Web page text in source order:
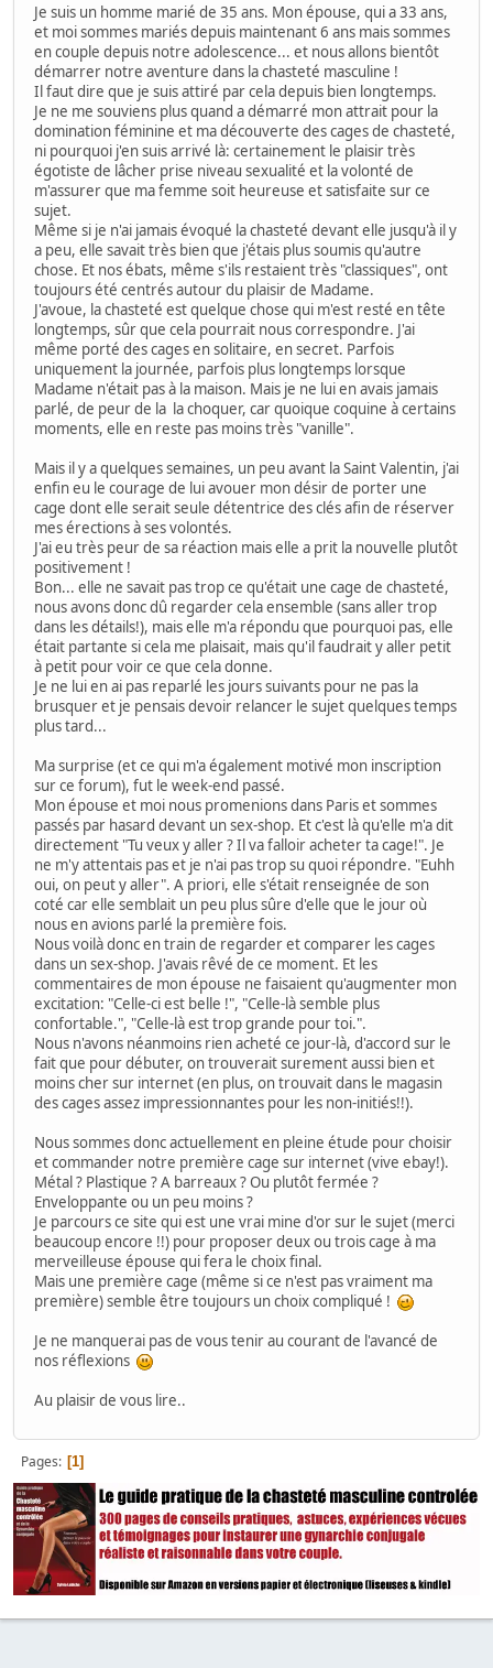
Je suis un homme marié de 35 ans. Mon épouse, qui a 33 ans,
et moi sommes mariés depuis maintenant 6 ans mais sommes
en couple depuis notre adolescence... et nous allons bientôt
démarrer notre aventure dans la chasteté masculine !
Il faut dire que je suis attiré par cela depuis bien longtemps.
Je ne me souviens plus quand a démarré mon attrait pour la
domination féminine et ma découverte des cages de chasteté,
ni pourquoi j'en suis arrivé là: certainement le plaisir très
égotiste de lâcher prise niveau sexualité et la volonté de
m'assurer que ma femme soit heureuse et satisfaite sur ce
sujet.
Même si je n'ai jamais évoqué la chasteté devant elle jusqu'à il y
a peu, elle savait très bien que j'étais plus soumis qu'autre
chose. Et nos ébats, même s'ils restaient très "classiques", ont
toujours été centrés autour du plaisir de Madame.
J'avoue, la chasteté est quelque chose qui m'est resté en tête
longtemps, sûr que cela pourrait nous correspondre. J'ai
même porté des cages en solitaire, en secret. Parfois
uniquement la journée, parfois plus longtemps lorsque
Madame n'était pas à la maison. Mais je ne lui en avais jamais
parlé, de peur de la la choquer, car quoique coquine à certains
moments, elle en reste pas moins très "vanille".
Mais il y a quelques semaines, un peu avant la Saint Valentin, j'ai
enfin eu le courage de lui avouer mon désir de porter une
cage dont elle serait seule détentrice des clés afin de réserver
mes érections à ses volontés.
J'ai eu très peur de sa réaction mais elle a prit la nouvelle plutôt
positivement !
Bon... elle ne savait pas trop ce qu'était une cage de chasteté,
nous avons donc dû regarder cela ensemble (sans aller trop
dans les détails!), mais elle m'a répondu que pourquoi pas, elle
était partante si cela me plaisait, mais qu'il faudrait y aller petit
à petit pour voir ce que cela donne.
Je ne lui en ai pas reparlé les jours suivants pour ne pas la
brusquer et je pensais devoir relancer le sujet quelques temps
plus tard...
Ma surprise (et ce qui m'a également motivé mon inscription
sur ce forum), fut le week-end passé.
Mon épouse et moi nous promenions dans Paris et sommes
passés par hasard devant un sex-shop. Et c'est là qu'elle m'a dit
directement "Tu veux y aller ? Il va falloir acheter ta cage!". Je
ne m'y attentais pas et je n'ai pas trop su quoi répondre. "Euhh
oui, on peut y aller". A priori, elle s'était renseignée de son
coté car elle semblait un peu plus sûre d'elle que le jour où
nous en avions parlé la première fois.
Nous voilà donc en train de regarder et comparer les cages
dans un sex-shop. J'avais rêvé de ce moment. Et les
commentaires de mon épouse ne faisaient qu'augmenter mon
excitation: "Celle-ci est belle !", "Celle-là semble plus
confortable.", "Celle-là est trop grande pour toi.".
Nous n'avons néanmoins rien acheté ce jour-là, d'accord sur le
fait que pour débuter, on trouverait surement aussi bien et
moins cher sur internet (en plus, on trouvait dans le magasin
des cages assez impressionnantes pour les non-initiés!!).
Nous sommes donc actuellement en pleine étude pour choisir
et commander notre première cage sur internet (vive ebay!).
Métal ? Plastique ? A barreaux ? Ou plutôt fermée ?
Enveloppante ou un peu moins ?
Je parcours ce site qui est une vrai mine d'or sur le sujet (merci
beaucoup encore !!) pour proposer deux ou trois cage à ma
merveilleuse épouse qui fera le choix final.
Mais une première cage (même si ce n'est pas vraiment ma
première) semble être toujours un choix compliqué !
Je ne manquerai pas de vous tenir au courant de l'avancé de
nos réflexions
Au plaisir de vous lire..
Pages 1